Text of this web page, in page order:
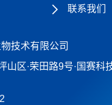
联系我们
技术有限公司
山区·荣田路9号·国赛科